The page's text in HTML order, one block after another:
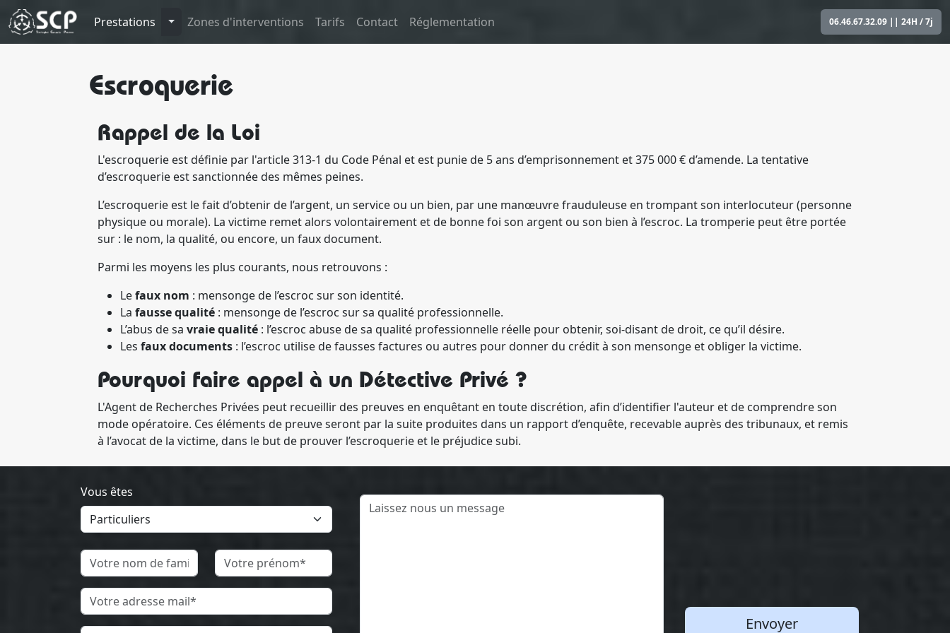
Prestations Toggle Dropdown
Zones d'interventions Tarifs Contact Réglementation 06.46.67.32.09 || 24H / 7j
Escroquerie
Rappel de la Loi
L'escroquerie est définie par l'article 313-1 du Code Pénal et est punie de 5 ans d’emprisonnement et 375 000 € d’amende. La tentative
d’escroquerie est sanctionnée des mêmes peines.
L’escroquerie est le fait d’obtenir de l’argent, un service ou un bien, par une manœuvre frauduleuse en trompant son interlocuteur (personne
physique ou morale). La victime remet alors volontairement et de bonne foi son argent ou son bien à l’escroc. La tromperie peut être portée
sur : le nom, la qualité, ou encore, un faux document.
Parmi les moyens les plus courants, nous retrouvons :
Lefaux nom : mensonge de l’escroc sur son identité.
La fausse qualité : mensonge de l’escroc sur sa qualité professionnelle.
L’abus de sa vraie qualité : l’escroc abuse de sa qualité professionnelle réelle pour obtenir, soi-disant de droit, ce qu’il désire.
Les faux documents : l’escroc utilise de fausses factures ou autres pour donner du crédit à son mensonge et obliger la victime.
Pourquoi faire appel à un Détective Privé ?
L'Agent de Recherches Privées peut recueillir des preuves en enquêtant en toute discrétion, afin d’identifier l'auteur et de comprendre son
mode opératoire. Ces éléments de preuve seront par la suite produites dans un rapport d’enquête, recevable auprès des tribunaux, et remis
à l’avocat de la victime, dans le but de prouver l’escroquerie et le préjudice subi.
Vous êtes
Envoyer